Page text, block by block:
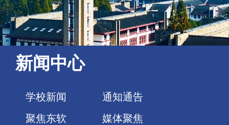
新闻中心
学校新闻
通知通告
聚焦东软
媒体聚焦